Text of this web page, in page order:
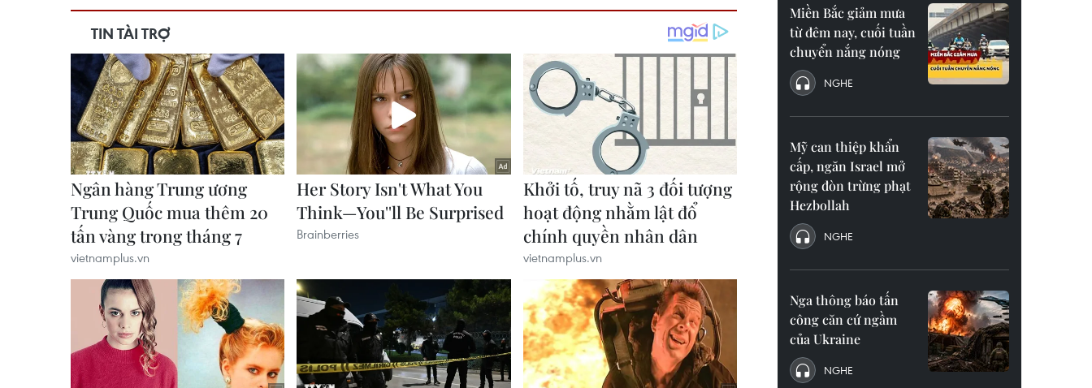
Miền Bắc giảm mưa
từ đêm nay, cuối tuần
chuyển nắng nóng
NGHE
Mỹ can thiệp khẩn
cấp, ngăn Israel mở
rộng đòn trừng phạt
Hezbollah
NGHE
Nga thông báo tấn
công căn cứ ngầm
của Ukraine
NGHE